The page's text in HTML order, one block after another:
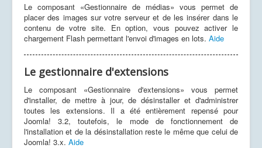
Le composant «Gestionnaire de médias» vous permet de
placer des images sur votre serveur et de les insérer dans le
contenu de votre site. En option, vous pouvez activer le
chargement Flash permettant l'envoi d'images en lots. Aide
Le gestionnaire d'extensions
Le composant «Gestionnaire d'extensions» vous permet
d'installer, de mettre à jour, de désinstaller et d'administrer
toutes les extensions. Il a été entièrement repensé pour
Joomla! 3.2, toutefois, le mode de fonctionnement de
l'installation et de la désinstallation reste le même que celui de
Joomla! 3.x. Aide